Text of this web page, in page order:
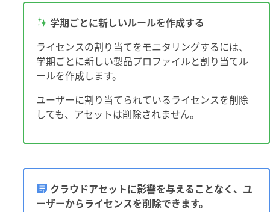
学期ごとに新しいルールを作成する
ライセンスの割り当てをモニタリングするには、
学期ごとに新しい製品プロファイルと割り当てル
ールを作成します。
ユーザーに割り当てられているライセンスを削除
しても、アセットは削除されません。
クラウドアセットに影響を与えることなく、ユ
ーザーからライセンスを削除できます。